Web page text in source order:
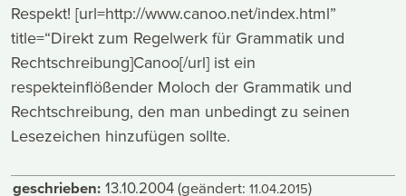
Respekt! [url=http://www.canoo.net/index.html”
title=“Direkt zum Regelwerk für Grammatik und
Rechtschreibung]Canoo[/url] ist ein
respekteinflößender Moloch der Grammatik und
Rechtschreibung, den man unbedingt zu seinen
Lesezeichen hinzufügen sollte.
geschrieben: 13.10.2004(geändert: 11.04.2015)